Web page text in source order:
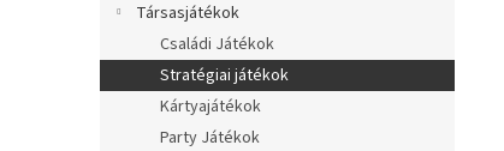
Társasjátékok
Családi Játékok
Stratégiai játékok
Kártyajátékok
Party Játékok